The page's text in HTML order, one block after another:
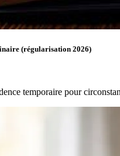
(régularisation 2026)
temporaire pour